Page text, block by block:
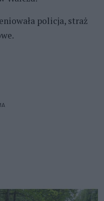
policja, straż